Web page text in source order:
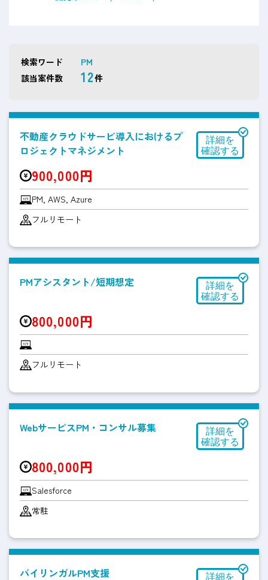
検索ワード
PM
該当案件数
12件
不動産クラウドサービ導入におけるプ
ロジェクトマネジメント
900,000円
PM, AWS, Azure
フルリモート
PMアシスタント/短期想定
800,000円
フルリモート
WebサービスPM・コンサル募集
800,000円
Salesforce
常駐
バイリンガルPM支援